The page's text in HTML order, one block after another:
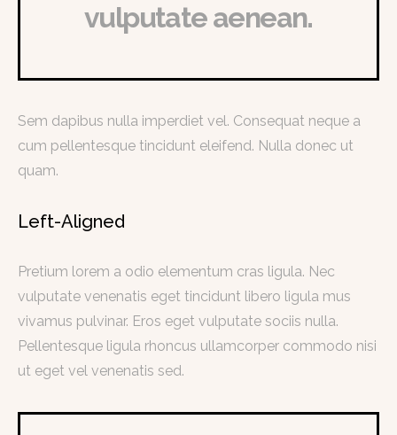
vulputate aenean.
Sem dapibus nulla imperdiet vel. Consequat neque a
cum pellentesque tincidunt eleifend. Nulla donec ut
quam.
Left-Aligned
Pretium lorem a odio elementum cras ligula. Nec
vulputate venenatis eget tincidunt libero ligula mus
vivamus pulvinar. Eros eget vulputate sociis nulla.
Pellentesque ligula rhoncus ullamcorper commodo nisi
ut eget vel venenatis sed.